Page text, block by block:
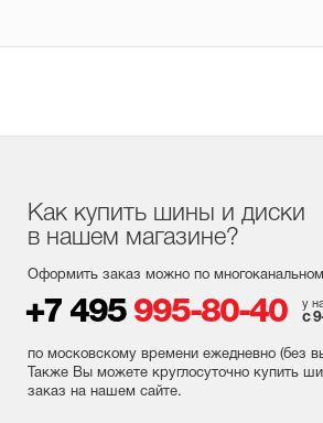
Как купить шины и диски
в нашем магазине?
Оформить заказ можно по
+7 495 995-80-40 у
с
по московскому времени ежедневно (без
Также Вы можете круглосуточно купить
заказ на нашем сайте.